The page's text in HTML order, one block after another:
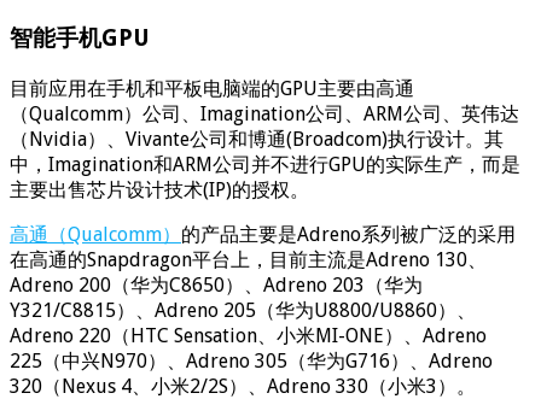
智能手机GPU
目前应用在手机和平板电脑端的GPU主要由高通
（Qualcomm）公司、Imagination公司、ARM公司、英伟达
（Nvidia）、Vivante公司和博通(Broadcom)执行设计。其
中，Imagination和ARM公司并不进行GPU的实际生产，而是
主要出售芯片设计技术(IP)的授权。
高通（Qualcomm） 的产品主要是Adreno系列被广泛的采用
在高通的Snapdragon平台上，目前主流是Adreno 130、
Adreno 200（华为C8650）、Adreno 203（华为
Y321/C8815）、Adreno 205（华为U8800/U8860）、
Adreno 220（HTC Sensation、小米MI-ONE）、Adreno
225（中兴N970）、Adreno 305（华为G716）、Adreno
320（Nexus 4、小米2/2S）、Adreno 330（小米3）。